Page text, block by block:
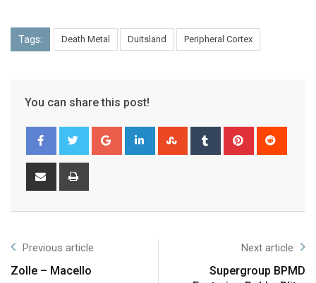
Tags: Death Metal Duitsland Peripheral Cortex
You can share this post!
Previous article
Zolle – Macello
Next article
Supergroup BPMD